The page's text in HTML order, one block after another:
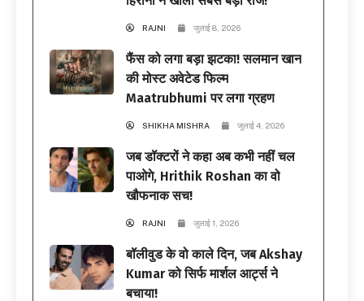
RAJNI जुलाई 8, 2026
फैंस को लगा बड़ा झटका! सलमान खान
की मोस्ट अवेटेड फिल्म
Maatrubhumi पर लगा ग्रहण
SHIKHA MISHRA जुलाई 4, 2026
जब डॉक्टरों ने कहा अब कभी नहीं चल
पाओगे, Hrithik Roshan का वो
खौफनाक सच!
RAJNI जुलाई 1, 2026
बॉलीवुड के वो काले दिन, जब Akshay
Kumar को सिर्फ मार्शल आर्ट्स ने
बचाया!